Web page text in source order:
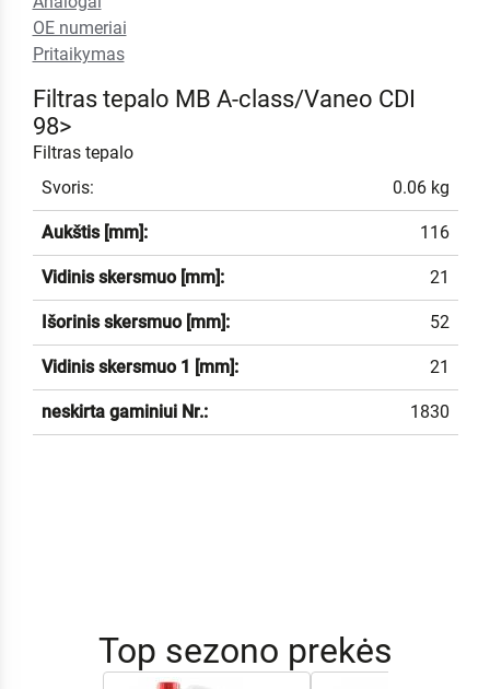
OE numeriai
Pritaikymas
Filtras tepalo MB A-class/Vaneo CDI
98>
Filtras tepalo
Svoris:
0.06 kg
Aukštis [mm]: 116
Vidinis skersmuo [mm]: 21
Išorinis skersmuo [mm]: 52
Vidinis skersmuo 1 [mm]: 21
neskirta gaminiui Nr.: 1830
Top sezono prekės